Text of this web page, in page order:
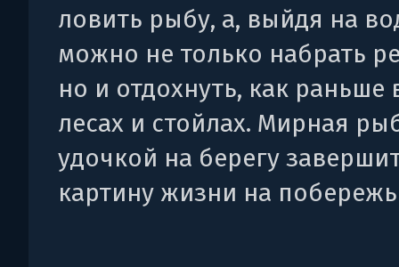
ловить рыбу, а, выйдя на
можно не только набрать
но и отдохнуть, как раньше
лесах и стойлах. Мирная
удочкой на берегу
картину жизни на